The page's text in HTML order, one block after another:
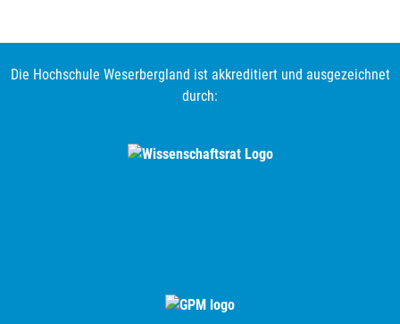
Die Hochschule Weserbergland ist akkreditiert und ausgezeichnet
durch: